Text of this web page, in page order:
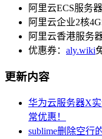
阿里云ECS服务
阿里云企业2核
阿里云香港服务
优惠券： aly.wiki
更新内容
华为云服务器X
常优惠！
sublime删除空行